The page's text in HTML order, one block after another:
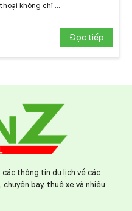
không chỉ ...
Đọc tiếp
các thông tin du lịch về các
bay, thuê xe và nhiều